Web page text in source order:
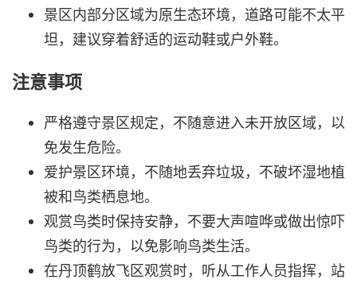
景区内部分区域为原生态环境，道路可能不太平
坦，建议穿着舒适的运动鞋或户外鞋。
注意事项
严格遵守景区规定，不随意进入未开放区域，以
免发生危险。
爱护景区环境，不随地丢弃垃圾，不破坏湿地植
被和鸟类栖息地。
观赏鸟类时保持安静，不要大声喧哗或做出惊吓
鸟类的行为，以免影响鸟类生活。
在丹顶鹤放飞区观赏时，听从工作人员指挥，站